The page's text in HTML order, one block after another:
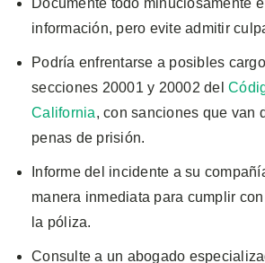
información, pero evite admitir
Podría enfrentarse a posibles
secciones 20001 y 20002 del
California, con sanciones que van
penas de prisión.
Informe del incidente a su
manera inmediata para cumplir
la póliza.
Consulte a un abogado